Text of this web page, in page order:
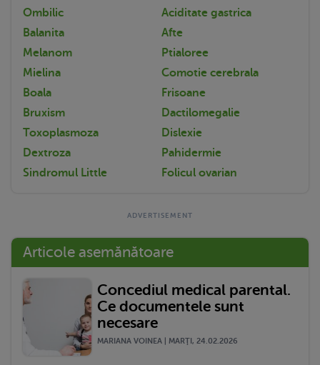
Ombilic
Aciditate gastrica
Balanita
Afte
Melanom
Ptialoree
Mielina
Comotie cerebrala
Boala
Frisoane
Bruxism
Dactilomegalie
Toxoplasmoza
Dislexie
Dextroza
Pahidermie
Sindromul Little
Folicul ovarian
Articole asemănătoare
Concediul medical parental.
Ce documentele sunt
necesare
MARIANA VOINEA | MARŢI, 24.02.2026